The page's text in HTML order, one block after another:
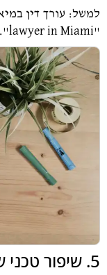
עורך דין במיאמי